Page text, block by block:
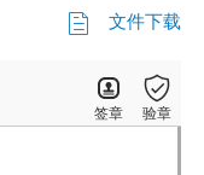
文件下载